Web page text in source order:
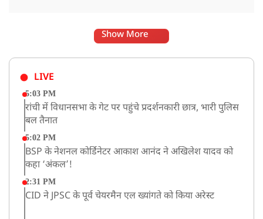
Show More
LIVE
5:03 PM
रांची में विधानसभा के गेट पर पहुंचे प्रदर्शनकारी छात्र, भारी पुलिस
बल तैनात
5:02 PM
BSP के नेशनल कोर्डिनेटर आकाश आनंद ने अखिलेश यादव को
कहा ‘अंकल’!
2:31 PM
CID ने JPSC के पूर्व चेयरमैन एल ख्यांगते को किया अरेस्ट